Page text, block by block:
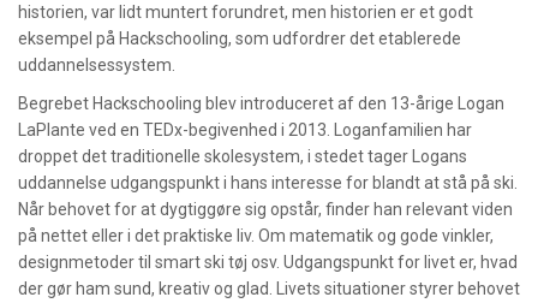
historien, var lidt muntert forundret, men historien er et godt
eksempel på Hackschooling, som udfordrer det etablerede
uddannelsessystem.
Begrebet Hackschooling blev introduceret af den 13-årige Logan
LaPlante ved en TEDx-begivenhed i 2013. Loganfamilien har
droppet det traditionelle skolesystem, i stedet tager Logans
uddannelse udgangspunkt i hans interesse for blandt at stå på ski.
Når behovet for at dygtiggøre sig opstår, finder han relevant viden
på nettet eller i det praktiske liv. Om matematik og gode vinkler,
designmetoder til smart ski tøj osv. Udgangspunkt for livet er, hvad
der gør ham sund, kreativ og glad. Livets situationer styrer behovet